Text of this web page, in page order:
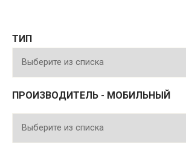
ТИП
ПРОИЗВОДИТЕЛЬ - МОБИЛЬНЫЙ